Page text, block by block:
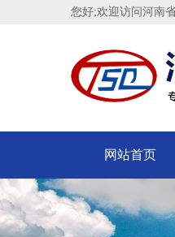
您好;欢迎访问河南
网站首页